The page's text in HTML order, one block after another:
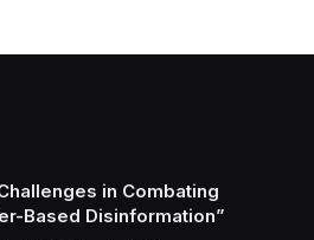
in Combating
Based Disinformation”